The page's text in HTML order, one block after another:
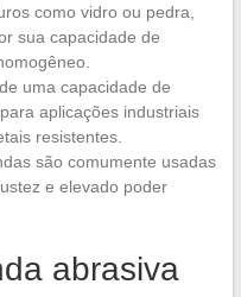
como vidro ou pedra,
sua capacidade de
uma capacidade de
aplicações industriais
resistentes.
são comumente usadas
e elevado poder
abrasiva